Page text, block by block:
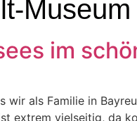
Museum
im
wir als Familie in
extrem vielseitig, da